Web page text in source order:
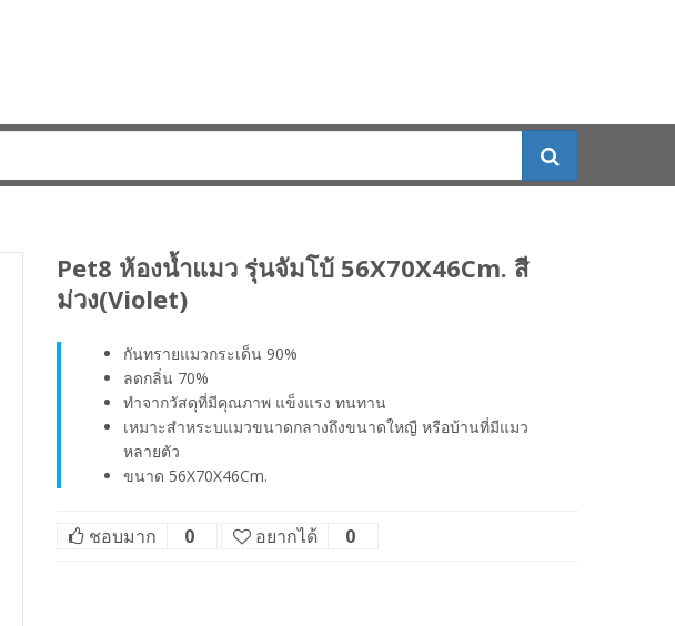
Pet8 ห้องน้ำแมว รุ่นจัมโบ้ 56X70X46Cm. สี
ม่วง(Violet)
กันทรายแมวกระเด็น 90%
ลดกลิ่น 70%
ทำจากวัสดุที่มีคุณภาพ แข็งแรง ทนทาน
เหมาะสำหระบแมวขนาดกลางถึงขนาดใหญื หรือบ้านที่มีแมว
หลายตัว
ขนาด 56X70X46Cm.
ชอบมาก 0 อยากได้ 0